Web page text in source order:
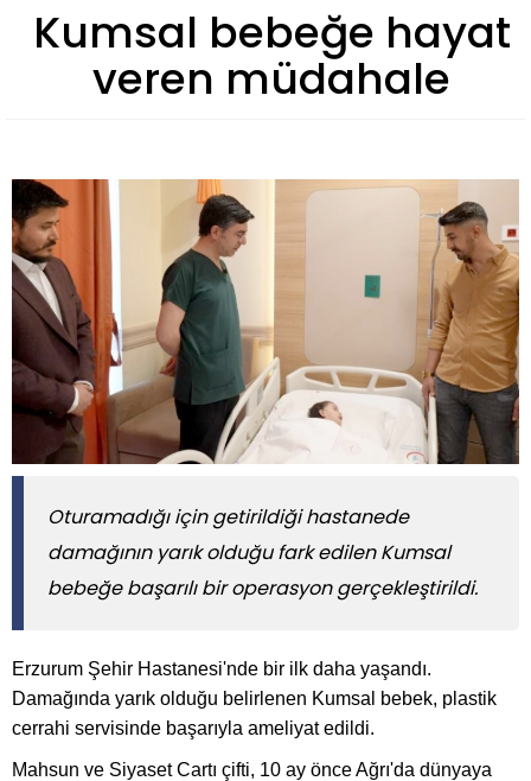
Kumsal bebeğe hayat
veren müdahale
Oturamadığı için getirildiği hastanede
damağının yarık olduğu fark edilen Kumsal
bebeğe başarılı bir operasyon gerçekleştirildi.
Erzurum Şehir Hastanesi'nde bir ilk daha yaşandı.
Damağında yarık olduğu belirlenen Kumsal bebek, plastik
cerrahi servisinde başarıyla ameliyat edildi.
Mahsun ve Siyaset Cartı çifti, 10 ay önce Ağrı'da dünyaya